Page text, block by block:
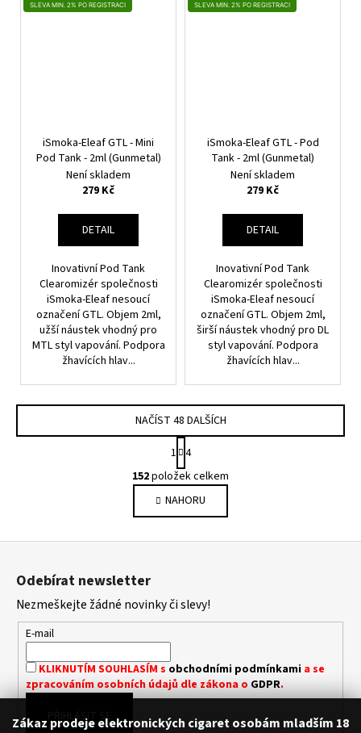
Zákaz prodeje elektronických cigaret osobám mladším 18
SLEVA MIN. 2% PO REGISTRACI
iSmoka-Eleaf GTL - Mini
Pod Tank - 2ml (Gunmetal)
Není skladem
279 Kč
DETAIL
Inovativní Pod Tank
Clearomizér společnosti
iSmoka-Eleaf nesoucí
označení GTL. Objem 2ml,
užší náustek vhodný pro
MTL styl vapování. Podpora
žhavících hlav...
SLEVA MIN. 2% PO REGISTRACI
iSmoka-Eleaf GTL - Pod
Tank - 2ml (Gunmetal)
Není skladem
279 Kč
DETAIL
Inovativní Pod Tank
Clearomizér společnosti
iSmoka-Eleaf nesoucí
označení GTL. Objem 2ml,
širší náustek vhodný pro DL
styl vapování. Podpora
žhavících hlav...
O
V
L
Á
D
P
R
K
Y
V
Ý
NAČÍST 48 DALŠÍCH
S
T
R
Á
N
K
1 4
152položek celkem
NAHORU
Z
Odebírat newsletter
Nezmeškejte žádné novinky či slevy!
E-mail
KLIKNUTÍM SOUHLASÍM s obchodními podmínkamia se
zpracováním osobních údajů dle zákona o GDPR.
PŘIHLÁSIT SE